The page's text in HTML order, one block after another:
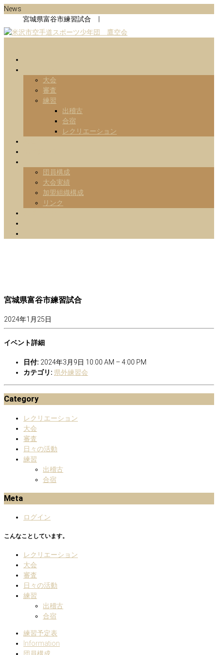
Skip
content
News
宮城県富谷市練習試合 |
米沢市空手道スポーツ少年団 鷹
空会
です。
大会
審査
練習
出稽古
合宿
レクリエーション
団員構成
大会実績
加盟組織構成
リンク
宮城県富谷市練習試合
2024年1月25日
イベント詳細
日付: 2024年3月9日 10:00 AM – 4:00 PM
カテゴリ: 県外練習会
Category
レクリエーション
大会
審査
日々の活動
練習
出稽古
合宿
Meta
ログイン
こんなことしています。
レクリエーション
大会
審査
日々の活動
練習
出稽古
合宿
練習予定表
Information